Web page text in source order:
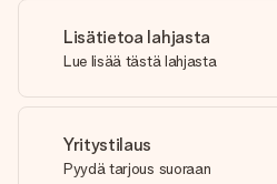
Lisätietoa lahjasta
Lue lisää tästä lahjasta
Yritystilaus
Pyydä tarjous suoraan